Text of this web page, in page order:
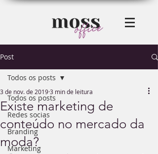
Post
Todos os posts
Redes socias
Branding
Marketing
Todos os posts
Existe marketing de
conteúdo no mercado da
moda?
3 de nov. de 20193 min de leitura